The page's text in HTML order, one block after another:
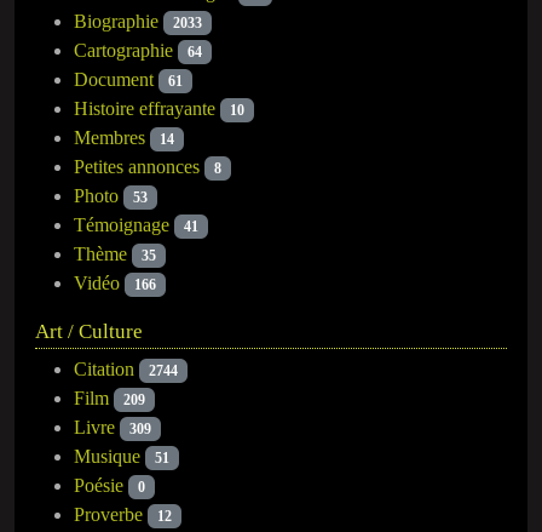
Biographie 2033
Cartographie 64
Document 61
Histoire effrayante 10
Membres 14
Petites annonces 8
Photo 53
Témoignage 41
Thème 35
Vidéo 166
Art / Culture
Citation 2744
Film 209
Livre 309
Musique 51
Poésie 0
Proverbe 12